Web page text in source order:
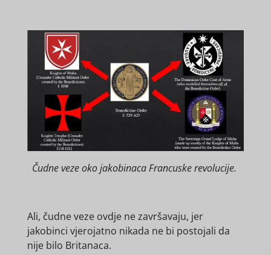
Čudne veze oko jakobinaca Francuske revolucije.
Ali, čudne veze ovdje ne završavaju, jer
jakobinci vjerojatno nikada ne bi postojali da
nije bilo Britanaca.